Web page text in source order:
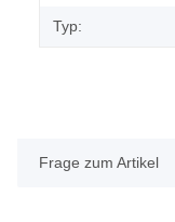
Typ:
Frage zum Artikel